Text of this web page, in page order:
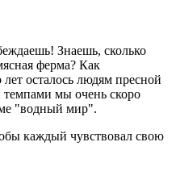
Знаешь, сколько
ферма? Как
осталось людям пресной
мы очень скоро
"водный мир".
каждый чувствовал свою